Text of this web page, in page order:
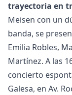
trayectoria en
Meisen con un
banda, se
Emilia Robles,
Martínez. A las
concierto
Galesa, en Av.